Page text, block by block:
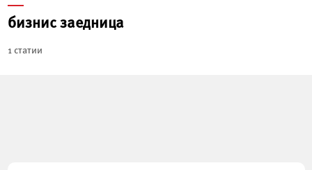
бизнис заедница
1 статии